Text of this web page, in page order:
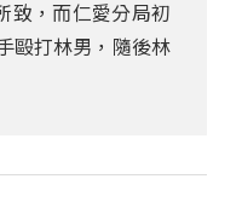
致，而仁愛分局初
毆打林男，隨後林